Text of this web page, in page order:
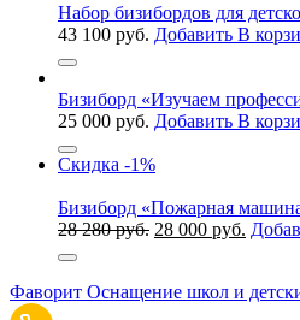
Набор бизибордов для
43 100 руб. Добавить В
Бизиборд «Изучаем
25 000 руб. Добавить В
Скидка -1%
Бизиборд «Пожарная
28 280руб. Первоначальная
28
28 000 руб.
000
Фаворит Оснащение школ и